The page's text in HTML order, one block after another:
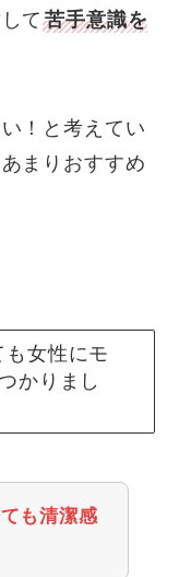
て苦手意識を
！と考えてい
まりおすすめ
も女性にモ
かりまし
も清潔感